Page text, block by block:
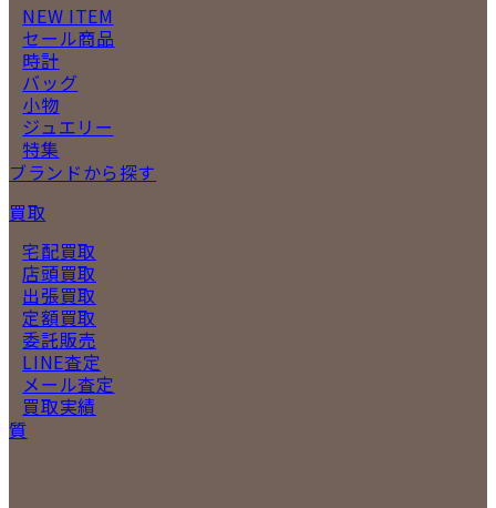
NEW ITEM
セール商品
時計
バッグ
小物
ジュエリー
特集
ブランドから探す
買取
宅配買取
店頭買取
出張買取
定額買取
委託販売
LINE査定
メール査定
買取実績
質